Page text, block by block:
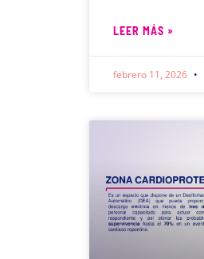
LEER MÁS »
febrero 11, 2026